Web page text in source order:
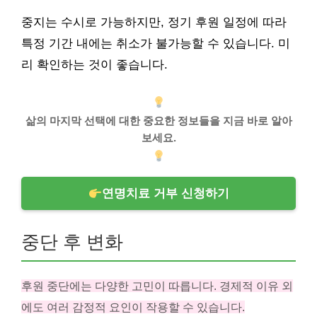
중지는 수시로 가능하지만, 정기 후원 일정에 따라
특정 기간 내에는 취소가 불가능할 수 있습니다. 미
리 확인하는 것이 좋습니다.
삶의 마지막 선택에 대한 중요한 정보들을 지금 바로 알아
보세요.
연명치료 거부 신청하기
중단 후 변화
후원 중단에는 다양한 고민이 따릅니다. 경제적 이유 외
에도 여러 감정적 요인이 작용할 수 있습니다.